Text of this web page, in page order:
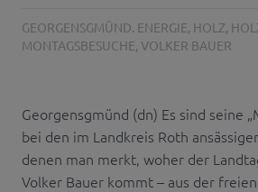
GEORGENSGMÜND. ENERGIE, HOLZ,
MONTAGSBESUCHE, VOLKER BAUER
Georgensgmünd (dn) Es sind seine
bei den im Landkreis Roth
denen man merkt, woher der
Volker Bauer kommt – aus der